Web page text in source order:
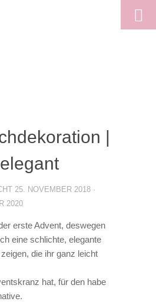
|
25. NOVEMBER 2018 ·
2020
erste Advent, deswegen
eine schlichte, elegante
die ihr ganz leicht
hat, für den habe